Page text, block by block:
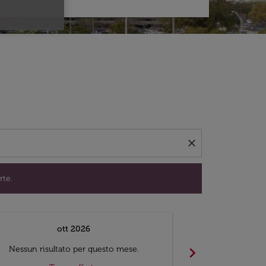
close
trovare offerte.
ott 2026
Nessun risultato per questo mese.
chevron_right